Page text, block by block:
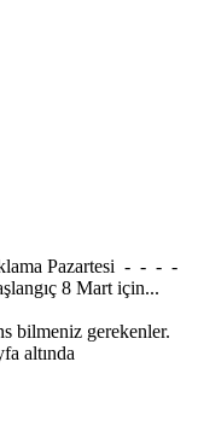
Pazartesi - - - -
8 Mart için...
bilmeniz gerekenler.
altında